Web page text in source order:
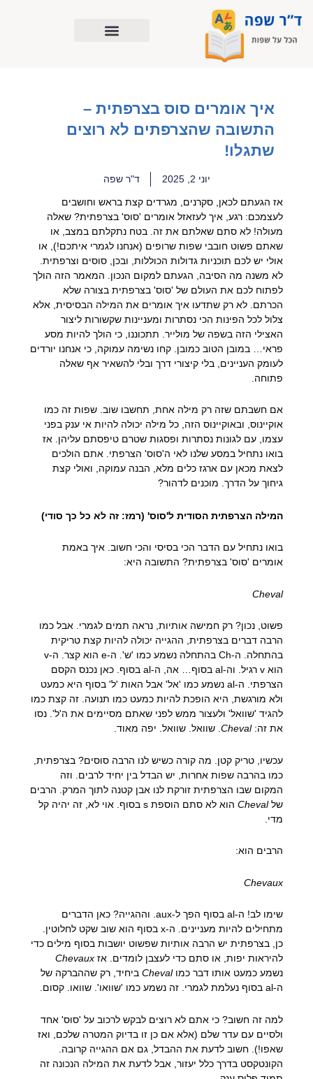
לתוכן
איך אומרים סוס בצרפתית –
התשובה שהצרפתים לא רוצים
שתגלו!
יוני 2, 2025 ד"ר שפה
אז הגעתם לכאן, סקרנים, מגרדים קצת בראש וחושבים
לעצמכם: רגע, איך לעזאזל אומרים 'סוס' בצרפתית? שאלה
מעולה! לא סתם שאלתם את זה. בטח נתקלתם במצב, או
שאתם פשוט חובבי שפות שרופים (אנחנו לגמרי איתכם!), או
אולי יש לכם תוכניות גדולות הכוללות, ובכן, סוסים וצרפתית.
לא משנה מה הסיבה, הגעתם למקום הנכון. המאמר הזה הולך
לפתוח לכם את העולם של 'סוס' בצרפתית בצורה שלא
הכרתם. לא רק שתדעו איך אומרים את המילה הבסיסית, אלא
צלול לכל הפינות הכי נסתרות ומעניינות שקשורות ליצור
האצילי הזה בשפה של מולייר. תתכוננו, כי הולך להיות מסע
פראי… במובן הטוב כמובן. קחו נשימה עמוקה, כי אנחנו יורדים
לעומק העניינים, בלי קיצורי דרך ובלי להשאיר אף שאלה
פתוחה.
אם חשבתם שזה רק מילה אחת, תחשבו שוב. שפות זה כמו
אוקיינוס, ובאוקיינוס הזה, כל מילה יכולה להיות אי ענק בפני
עצמו, עם לגונות נסתרות ופסגות שטרם טיפסתם עליהן. אז
בואו נתחיל במסע שלנו לאי ה'סוס' הצרפתי. אתם הולכים
לצאת מכאן עם ארגז כלים מלא, הבנה עמוקה, ואולי קצת
גיחוך על הדרך. מוכנים לדהור?
המילה הצרפתית הסודית ל'סוס' (רמז: זה לא כל כך סודי)
בואו נתחיל עם הדבר הכי בסיסי והכי חשוב. איך באמת
אומרים 'סוס' בצרפתית? התשובה היא:
Cheval
פשוט, נכון? רק חמישה אותיות, נראה תמים לגמרי. אבל כמו
הרבה דברים בצרפתית, ההגייה יכולה להיות קצת טריקית
בהתחלה. ה-Ch בהתחלה נשמע כמו 'ש'. ה-e הוא קצר. ה-v
הוא v רגיל. וה-al בסוף… אה, ה-al בסוף. כאן נכנס הקסם
הצרפתי. ה-al נשמע כמו 'אל' אבל האות 'ל' בסוף היא כמעט
ולא מורגשת, היא הופכת להיות כמעט כמו תנועה. זה קצת כמו
להגיד 'שוואל' ולעצור ממש לפני שאתם מסיימים את ה'ל'. נסו
את זה:Cheval. שוואל. שוואל. יפה מאוד.
עכשיו, טריק קטן. מה קורה כשיש לנו הרבה סוסים? בצרפתית,
כמו בהרבה שפות אחרות, יש הבדל בין יחיד לרבים. וזה
המקום שבו הצרפתית זורקת לנו אבן קטנה לתוך המרק. הרבים
שלCheval
הוא לא סתם הוספת s בסוף. אוי לא, זה יהיה קל
מדי.
הרבים הוא:
Chevaux
שימו לב! ה-al בסוף הפך ל-aux. וההגייה? כאן הדברים
מתחילים להיות מעניינים. ה-x בסוף הוא שוב שקט לחלוטין.
כן, בצרפתית יש הרבה אותיות שפשוט יושבות בסוף מילים כדי
להיראות יפות, או סתם כדי לעצבן לומדים. אז Chevaux
נשמע כמעט אותו דבר כמוChevalביחיד, רק שההברקה של
ה-al בסוף נעלמת לגמרי. זה נשמע כמו 'שוואו'. שוואו. קסום.
למה זה חשוב? כי אתם לא רוצים לבקש לרכוב על 'סוס' אחד
ולסיים עם עדר שלם (אלא אם כן זו בדיוק המטרה שלכם, ואז
שאפו!). חשוב לדעת את ההבדל, גם אם ההגייה קרובה.
הקונטקסט בדרך כלל יעזור, אבל לדעת את המילה הנכונה זה